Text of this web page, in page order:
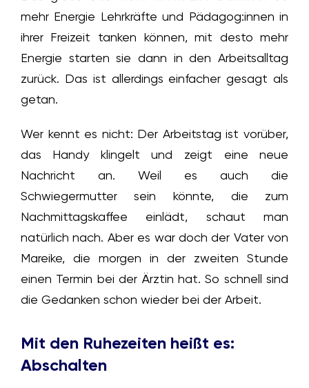
mehr Energie Lehrkräfte und Pädagog:innen in
ihrer Freizeit tanken können, mit desto mehr
Energie starten sie dann in den Arbeitsalltag
zurück. Das ist allerdings einfacher gesagt als
getan.
Wer kennt es nicht: Der Arbeitstag ist vorüber,
das Handy klingelt und zeigt eine neue
Nachricht an. Weil es auch die
Schwiegermutter sein könnte, die zum
Nachmittagskaffee einlädt, schaut man
natürlich nach. Aber es war doch der Vater von
Mareike, die morgen in der zweiten Stunde
einen Termin bei der Ärztin hat. So schnell sind
die Gedanken schon wieder bei der Arbeit.
Mit den Ruhezeiten heißt es:
Abschalten